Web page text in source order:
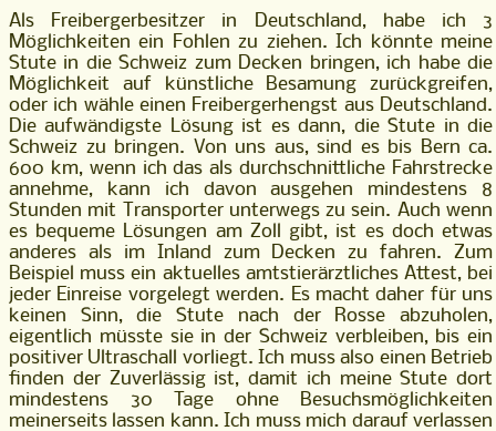
Als Freibergerbesitzer in Deutschland, habe ich 3
Möglichkeiten ein Fohlen zu ziehen. Ich könnte meine
Stute in die Schweiz zum Decken bringen, ich habe die
Möglichkeit auf künstliche Besamung zurückgreifen,
oder ich wähle einen Freibergerhengst aus Deutschland.
Die aufwändigste Lösung ist es dann, die Stute in die
Schweiz zu bringen. Von uns aus, sind es bis Bern ca.
600 km, wenn ich das als durchschnittliche Fahrstrecke
annehme, kann ich davon ausgehen mindestens 8
Stunden mit Transporter unterwegs zu sein. Auch wenn
es bequeme Lösungen am Zoll gibt, ist es doch etwas
anderes als im Inland zum Decken zu fahren. Zum
Beispiel muss ein aktuelles amtstierärztliches Attest, bei
jeder Einreise vorgelegt werden. Es macht daher für uns
keinen Sinn, die Stute nach der Rosse abzuholen,
eigentlich müsste sie in der Schweiz verbleiben, bis ein
positiver Ultraschall vorliegt. Ich muss also einen Betrieb
finden der Zuverlässig ist, damit ich meine Stute dort
mindestens 30 Tage ohne Besuchsmöglichkeiten
meinerseits lassen kann. Ich muss mich darauf verlassen